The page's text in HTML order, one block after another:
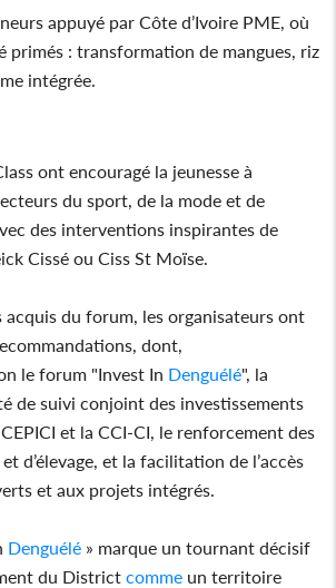
appuyé par Côte d’Ivoire PME, où
primés : transformation de mangues, riz
intégrée.
ont encouragé la jeunesse à
du sport, de la mode et de
des interventions inspirantes de
Cissé ou Ciss St Moïse.
acquis du forum, les organisateurs ont
dont,
le forum "Invest In Denguélé", la
de suivi conjoint des investissements
et la CCI-CI, le renforcement des
d’élevage, et la facilitation de l’accès
et aux projets intégrés.
Denguélé » marque un tournant décisif
du District comme un territoire